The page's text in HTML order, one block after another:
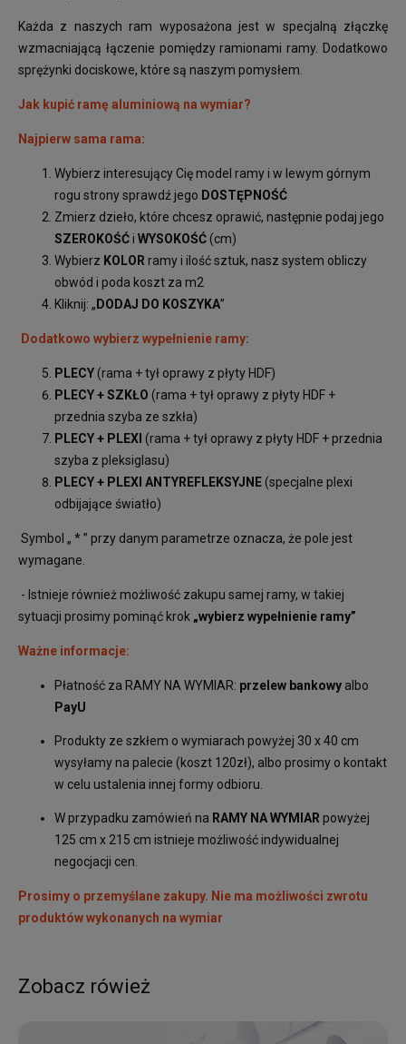
Każda z naszych ram wyposażona jest w specjalną złączkę
wzmacniającą łączenie pomiędzy ramionami ramy. Dodatkowo
sprężynki dociskowe, które są naszym pomysłem.
Jak kupić ramę aluminiową na wymiar?
Najpierw sama rama:
Wybierz interesujący Cię model ramy i w lewym górnym
rogu strony sprawdź jego DOSTĘPNOŚĆ
Zmierz dzieło, które chcesz oprawić, następnie podaj jego
SZEROKOŚĆi WYSOKOŚĆ(cm)
Wybierz KOLOR ramy i ilość sztuk, nasz system obliczy
obwód i poda koszt za m2
Kliknij: „ DODAJ DO KOSZYKA”
Dodatkowo wybierz wypełnienie ramy:
PLECY(rama + tył oprawy z płyty HDF)
PLECY + SZKŁO (rama + tył oprawy z płyty HDF +
przednia szyba ze szkła)
PLECY + PLEXI (rama + tył oprawy z płyty HDF + przednia
szyba z pleksiglasu)
PLECY + PLEXI ANTYREFLEKSYJNE(specjalne plexi
odbijające światło)
Symbol „ * ” przy danym parametrze oznacza, że pole jest
wymagane.
- Istnieje również możliwość zakupu samej ramy, w takiej
sytuacji prosimy pominąć krok „wybierz wypełnienie ramy”
Ważne informacje:
Płatność za RAMY NA WYMIAR: przelew bankowy albo
PayU
Produkty ze szkłem o wymiarach powyżej 30 x 40 cm
wysyłamy na palecie (koszt 120zł), albo prosimy o kontakt
w celu ustalenia innej formy odbioru.
W przypadku zamówień na RAMY NA WYMIAR powyżej
125 cm x 215 cm istnieje możliwość indywidualnej
negocjacji cen.
Prosimy o przemyślane zakupy. Nie ma możliwości zwrotu
produktów wykonanych na wymiar
Zobacz rówież